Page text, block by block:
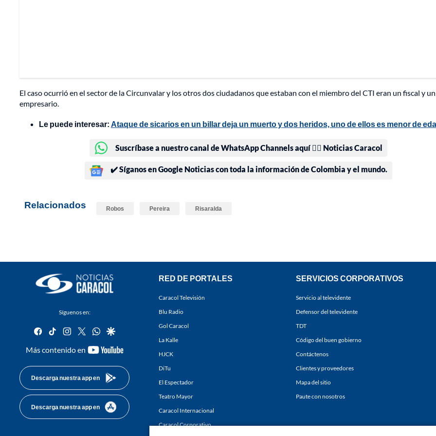
El caso ocurrió en el sector de la Circunvalar y los otros dos ciudadanos que estaban con el miembro del CTI eran un fiscal y un
empresario.
Le puede interesar: Ataque de sicarios en un billar deja un muerto y dos heridos, uno de ellos es menor de
Suscríbase a nuestro canal de WhatsApp Channels aquí 👉🏻 Noticias Caracol
✔️ Síganos en Google Noticias con toda la información de Colombia y el mundo.
Relacionados Robos Pereira Risaralda
Síguenos en:
facebook
tiktok instagram
twitterwhatsapp
google
Más contenido en
youtube-
Descarga nuestra app en
Descarga nuestra app en
RED DE PORTALES
Caracol Televisión
Blu Radio
Gol Caracol
La Kalle
HJCK
DiTu
El Espectador
Teatro Mayor
Caracol Internacional
Caracol Corporativo
SERVICIOS CORPORATIVOS
Servicio al televidente
Defensor del televidente
TDT
Código del buen gobierno
Contáctenos
Clientes y proveedores
Mapa del sitio
Paute con nosotros